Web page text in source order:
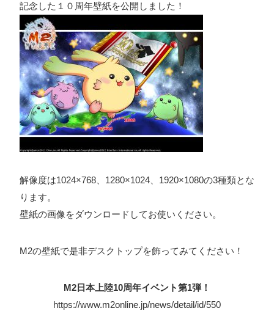
記念した１０周年壁紙を公開しました！
解像度は1024×768、1280×1024、1920×1080の3種類とな
ります。
壁紙の画像をダウンロードしてお使いください。
M2の壁紙で是非デスクトップを飾ってみてください！
M2日本上陸10周年イベント第1弾！
https://www.m2online.jp/news/detail/id/550